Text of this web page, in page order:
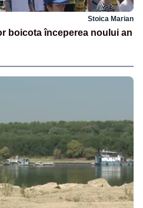
Stoica Marian
boicota începerea noului an